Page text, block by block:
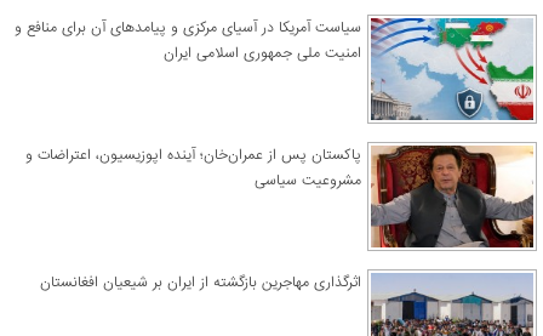
سیاست آمریکا در آسیای مرکزی و پیامدهای آن برای منافع و
امنیت ملی جمهوری اسلامی ایران
پاکستان پس از عمران‌خان؛ آینده اپوزیسیون، اعتراضات و
مشروعیت سیاسی
اثرگذاری مهاجرین بازگشته از ایران بر شیعیان افغانستان